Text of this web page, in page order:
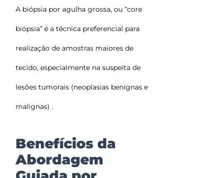
A biópsia por agulha grossa, ou “core
biópsia” é a técnica preferencial para
realização de amostras maiores de
tecido, especialmente na suspeita de
lesões tumorais (neoplasias benignas e
malignas) .
Benefícios da
Abordagem